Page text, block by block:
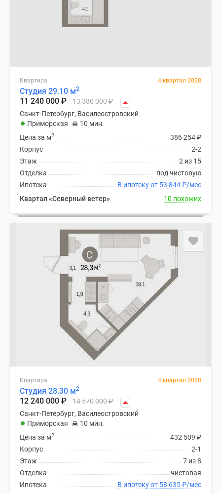
Квартира 4 квартал 2028
Студия 29.10 м2
11 240 000 ₽ 13 380 000₽
Санкт-Петербург, Василеостровский
Приморская
10 мин.
386 254₽
Цена за м2
2-2
Корпус
2 из 15
Этаж
под чистовую
Отделка
В ипотеку от 53 844₽/мес
Ипотека
Квартал «Северный ветер»
10 похожих
Квартира 4 квартал 2028
Студия 28.30 м2
12 240 000 ₽ 14 570 000₽
Санкт-Петербург, Василеостровский
Приморская
10 мин.
432 509 ₽
Цена за м2
2-1
Корпус
7 из 8
Этаж
чистовая
Отделка
В ипотеку от 58 635₽/мес
Ипотека